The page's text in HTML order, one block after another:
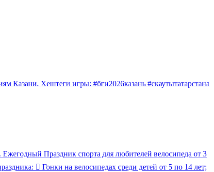
Казани. Хештеги игры: #бги2026казань #скаутытатарстана
Ежегодный Праздник спорта для любителей велосипеда от 3
 Гонки на велосипедах среди детей от 5 по 14 лет;